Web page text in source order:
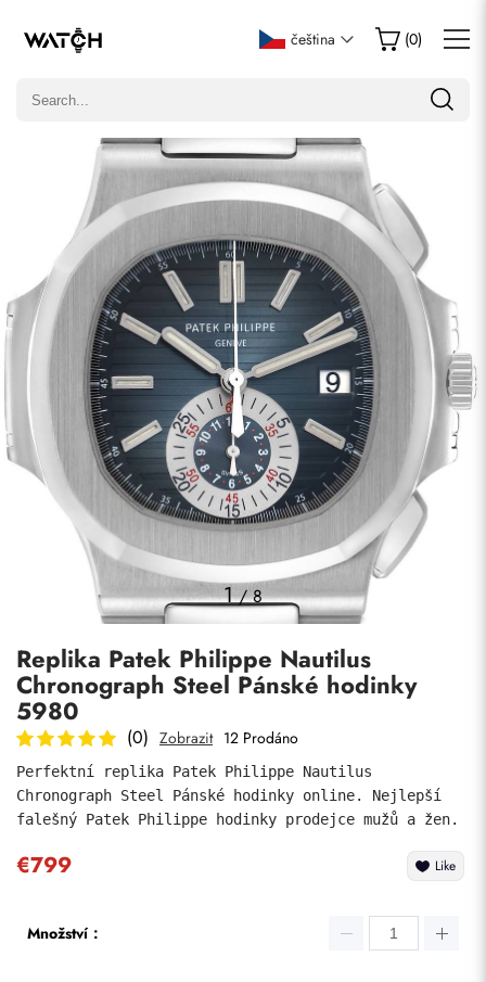
čeština (0)
1/8
Replika Patek Philippe Nautilus
Chronograph Steel Pánské hodinky
5980
(0) Zobrazit 12 Prodáno
Perfektní replika Patek Philippe Nautilus
Chronograph Steel Pánské hodinky online. Nejlepší
falešný Patek Philippe hodinky prodejce mužů a žen.
€799 Like
Množství：
Napsat recenzi
Pouze zákazníci, kteří zakoupili tuto položku, mohou napsat
Hodnocení
Komentáře
Odeslat